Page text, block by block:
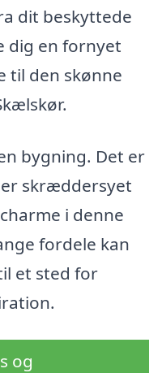
dit beskyttede
dig en fornyet
til den skønne
bygning. Det er
skræddersyet
i denne
fordele kan
et sted for
og